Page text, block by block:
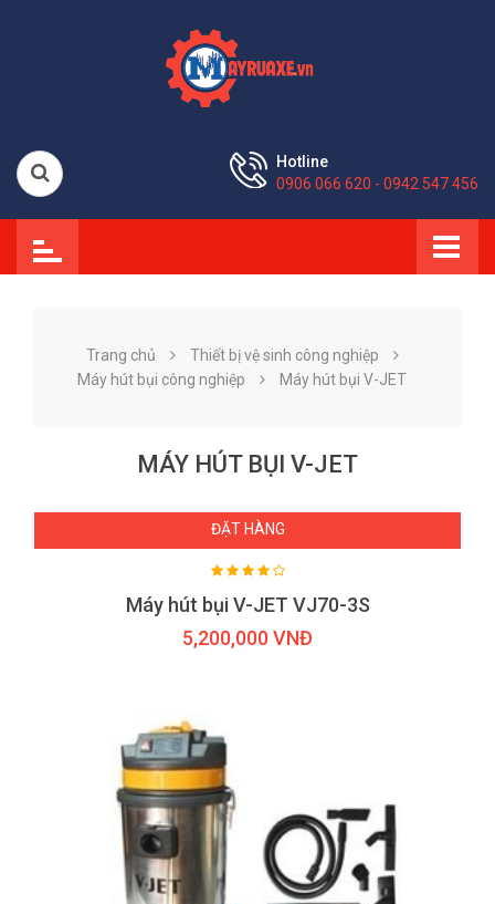
Hotline
0906 066 620 - 0942 547 456
Trang chủ
Thiết bị vệ sinh công nghiệp
Máy hút bụi công nghiệp
Máy hút bụi V-JET
MÁY HÚT BỤI V-JET
ĐẶT HÀNG
Máy hút bụi V-JET VJ70-3S
5,200,000 VNĐ